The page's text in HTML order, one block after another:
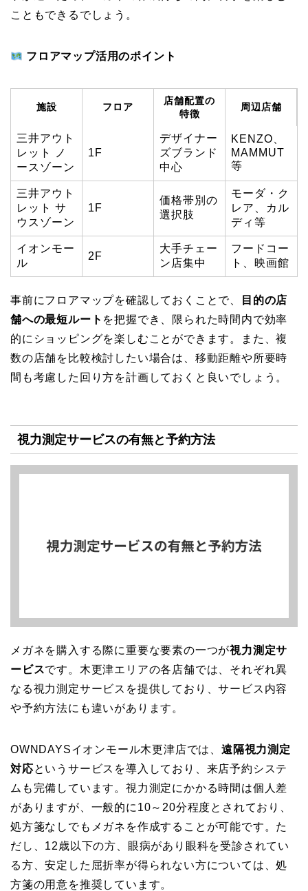
こともできるでしょう。
フロアマップ活用のポイント
施設 フロア
店舗配置の
特徴
周辺店舗
三井アウト
レット ノ
ースゾーン
1F
デザイナー
ズブランド
中心
KENZO、
MAMMUT
等
三井アウト
レット サ
ウスゾーン
1F
価格帯別の
選択肢
モーダ・ク
レア、カル
ディ等
イオンモー
ル
2F
大手チェー
ン店集中
フードコー
ト、映画館
事前にフロアマップを確認しておくことで、
目的の店
舗への最短ルート を把握でき、限られた時間内で効率
的にショッピングを楽しむことができます。また、複
数の店舗を比較検討したい場合は、移動距離や所要時
間も考慮した回り方を計画しておくと良いでしょう。
視力測定サービスの有無と予約方法
メガネを購入する際に重要な要素の一つが視力測定サ
ービスです。木更津エリアの各店舗では、それぞれ異
なる視力測定サービスを提供しており、サービス内容
や予約方法にも違いがあります。
OWNDAYSイオンモール木更津店では、 遠隔視力測定
対応というサービスを導入しており、来店予約システ
ムも完備しています。視力測定にかかる時間は個人差
がありますが、一般的に10～20分程度とされており、
処方箋なしでもメガネを作成することが可能です。た
だし、12歳以下の方、眼病があり眼科を受診されてい
る方、安定した屈折率が得られない方については、処
方箋の用意を推奨しています。